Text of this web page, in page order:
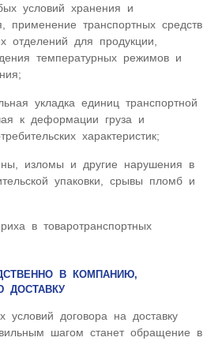
условий хранения и
применение транспортных средств
отделений для продукции,
температурных режимов и
укладка единиц транспортной
к деформации груза и
характеристик;
изломы и другие нарушения в
упаковки, срывы пломб и
в товаротранспортных
В КОМПАНИЮ,
ДОСТАВКУ
условий договора на доставку
шагом станет обращение в